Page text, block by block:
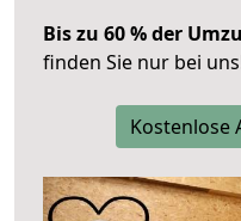
Bis zu 60 % der
finden Sie nur bei
Kostenlose